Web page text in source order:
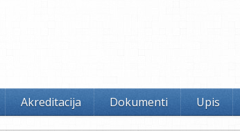
Akreditacija Dokumenti Upis